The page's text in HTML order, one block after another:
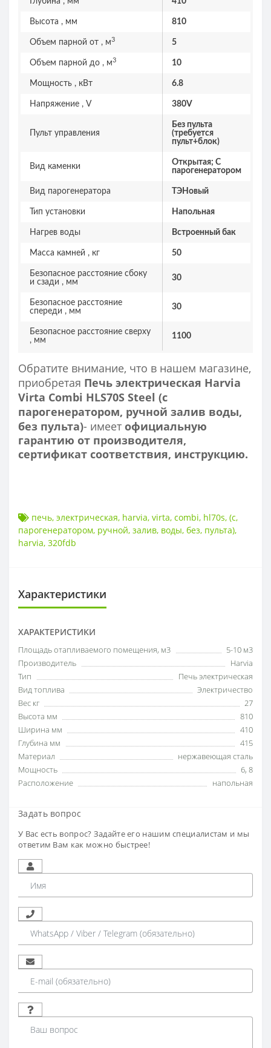
Высота , мм 810
Объем парной от , м3 5
Объем парной до , м3 10
Мощность , кВт 6.8
Напряжение , V 380V
Пульт управления
Без пульта
(требуется
пульт+блок)
Вид каменки
Открытая; С
парогенератором
Вид парогенератора ТЭНовый
Тип установки Напольная
Нагрев воды Встроенный бак
Масса камней , кг 50
Безопасное расстояние сбоку
и сзади , мм
30
Безопасное расстояние
спереди , мм
30
Безопасное расстояние сверху
, мм
1100
Обратите внимание, что в нашем магазине,
приобретая Печь электрическая Harvia
Virta Combi HLS70S Steel (с
парогенератором, ручной залив воды,
без пульта)- имеет официальную
гарантию от производителя,
сертификат соответствия, инструкцию.
печь, электрическая, harvia, virta, combi, hl70s, (с,
парогенератором, ручной, залив, воды, без, пульта),
harvia, 320fdb
Характеристики
ХАРАКТЕРИСТИКИ
Площадь отапливаемого помещения, м3
5-10 м3
Производитель
Harvia
Тип
Печь электрическая
Вид топлива
Электричество
Вес кг
27
Высота мм
810
Ширина мм
410
Глубина мм
415
Материал
нержавеющая сталь
Мощность
6, 8
Расположение
напольная
Задать вопрос
У Вас есть вопрос? Задайте его нашим специалистам и мы
ответим Вам как можно быстрее!